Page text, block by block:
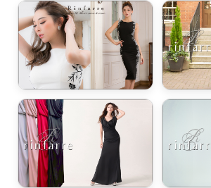
、自分らしく、美しく。-
ンピース
エレガンスをひとさじー
エット。 夏の視線を独り占めする「夏の主役ラップロ